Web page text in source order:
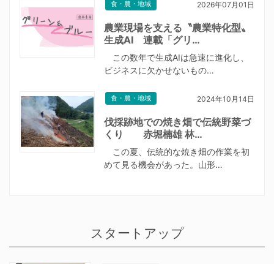
食・農・地域 2026年07月01日
農業現場を支える〝農業特化型〟
生成AI 連載「グリ…
この数年で生成AIは急速に進化し、
ビジネスに欠かせないもの…
食・農・地域 2024年10月14日
伐採跡地での焼き畑で伝統野菜づ
くり 赤堀楠雄 林…
この夏、伝統的な焼き畑の作業を初
めて見る機会があった。山形…
スタートアップ